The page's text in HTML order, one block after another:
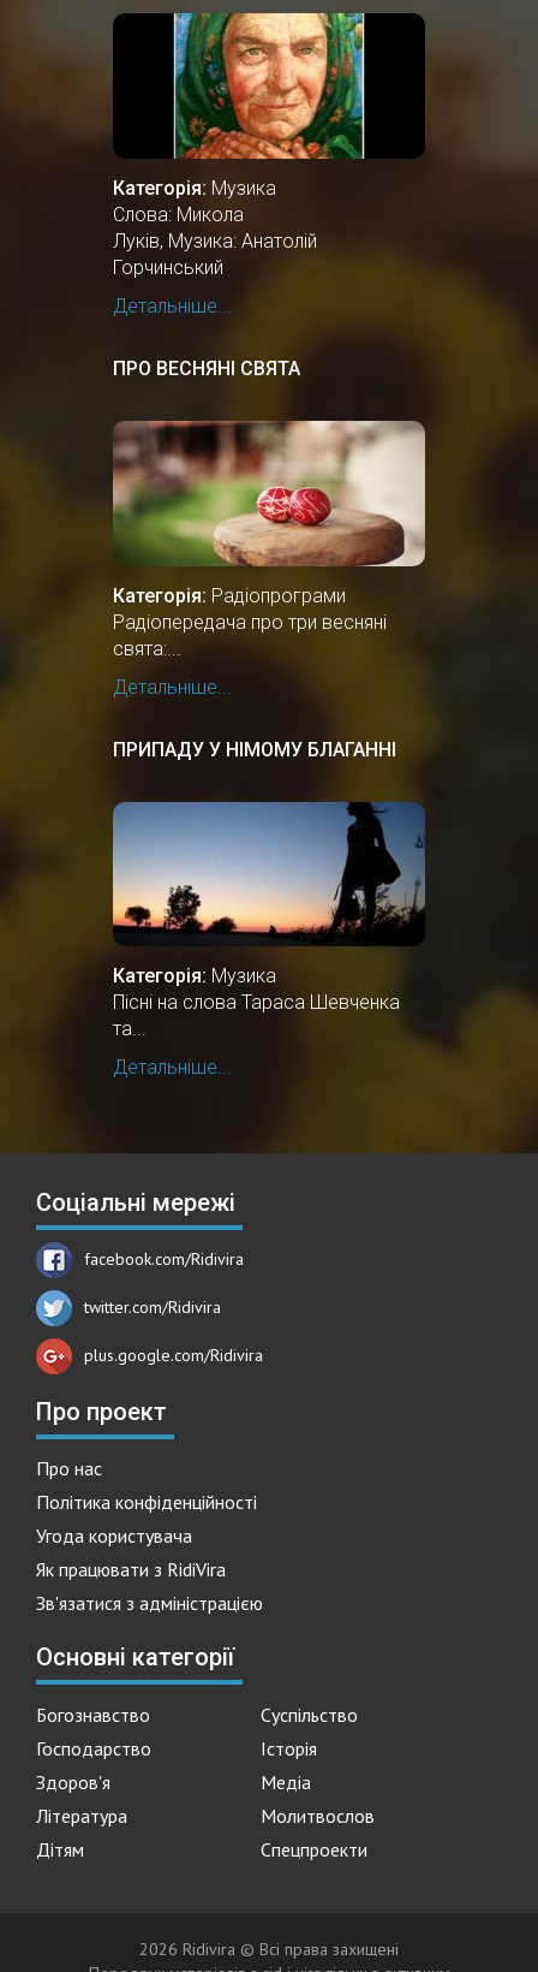
Категорія: Музика
Слова: Микола
Луків, Музика: Анатолій
Горчинський
Детальніше...
ПРО ВЕСНЯНІ СВЯТА
Категорія: Радіопрограми
Радіопередача про три весняні
свята:...
Детальніше...
ПРИПАДУ У НІМОМУ БЛАГАННІ
Категорія: Музика
Пісні на слова Тараса Шевченка
та...
Детальніше...
Соціальні мережі
facebook.com/Ridivira
twitter.com/Ridivira
plus.google.com/Ridivira
Про проект
Про нас
Політика конфіденційності
Угода користувача
Як працювати з RidiVira
Зв'язатися з адміністрацією
Основні категорії
Богознавство
Суспільство
Господарство
Історія
Здоров'я
Медіа
Література
Молитвослов
Дітям
Спецпроекти
2026 Ridivira © Всі права захищені